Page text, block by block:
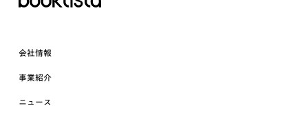
会社情報
事業紹介
ニュース